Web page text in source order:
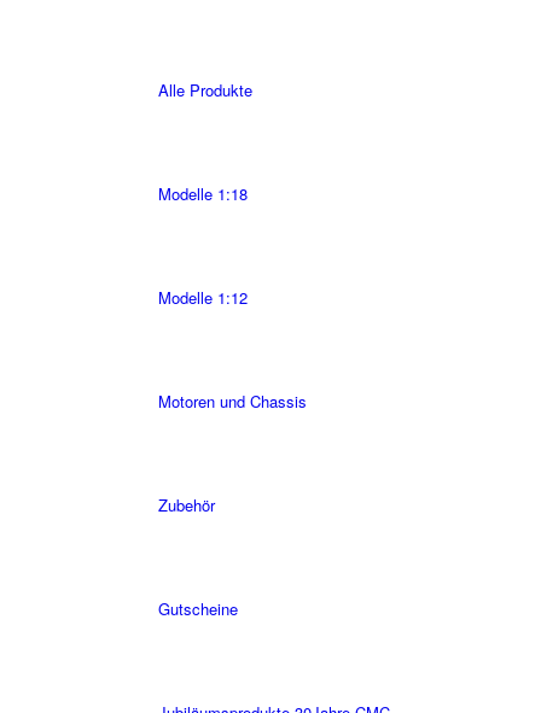
Alle Produkte
Modelle 1:18
Modelle 1:12
Motoren und Chassis
Zubehör
Gutscheine